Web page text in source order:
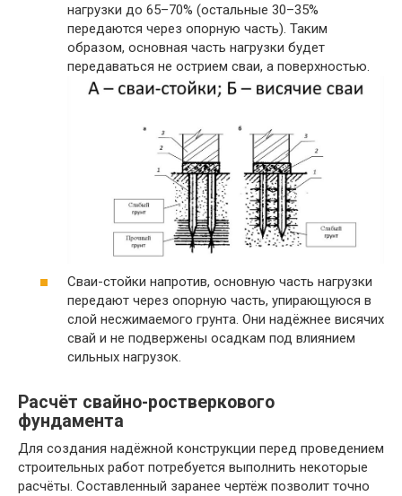
нагрузки до 65–70% (остальные 30–35%
передаются через опорную часть). Таким
образом, основная часть нагрузки будет
передаваться не острием сваи, а поверхностью.
Сваи-стойки напротив, основную часть нагрузки
передают через опорную часть, упирающуюся в
слой несжимаемого грунта. Они надёжнее висячих
свай и не подвержены осадкам под влиянием
сильных нагрузок.
Расчёт свайно-ростверкового
фундамента
Для создания надёжной конструкции перед проведением
строительных работ потребуется выполнить некоторые
расчёты. Составленный заранее чертёж позволит точно